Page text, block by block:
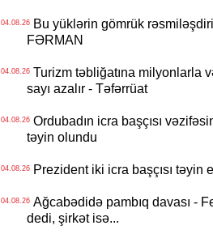
04.08.26Bu yüklərin gömrük
FƏRMAN
04.08.26Turizm təbliğatına milyonlarla
sayı azalır - Təfərrüat
04.08.26Ordubadın icra başçısı
təyin olundu
04.08.26Prezident iki icra başçısı təyin
04.08.26Ağcabədidə pambıq davası -
dedi, şirkət isə...